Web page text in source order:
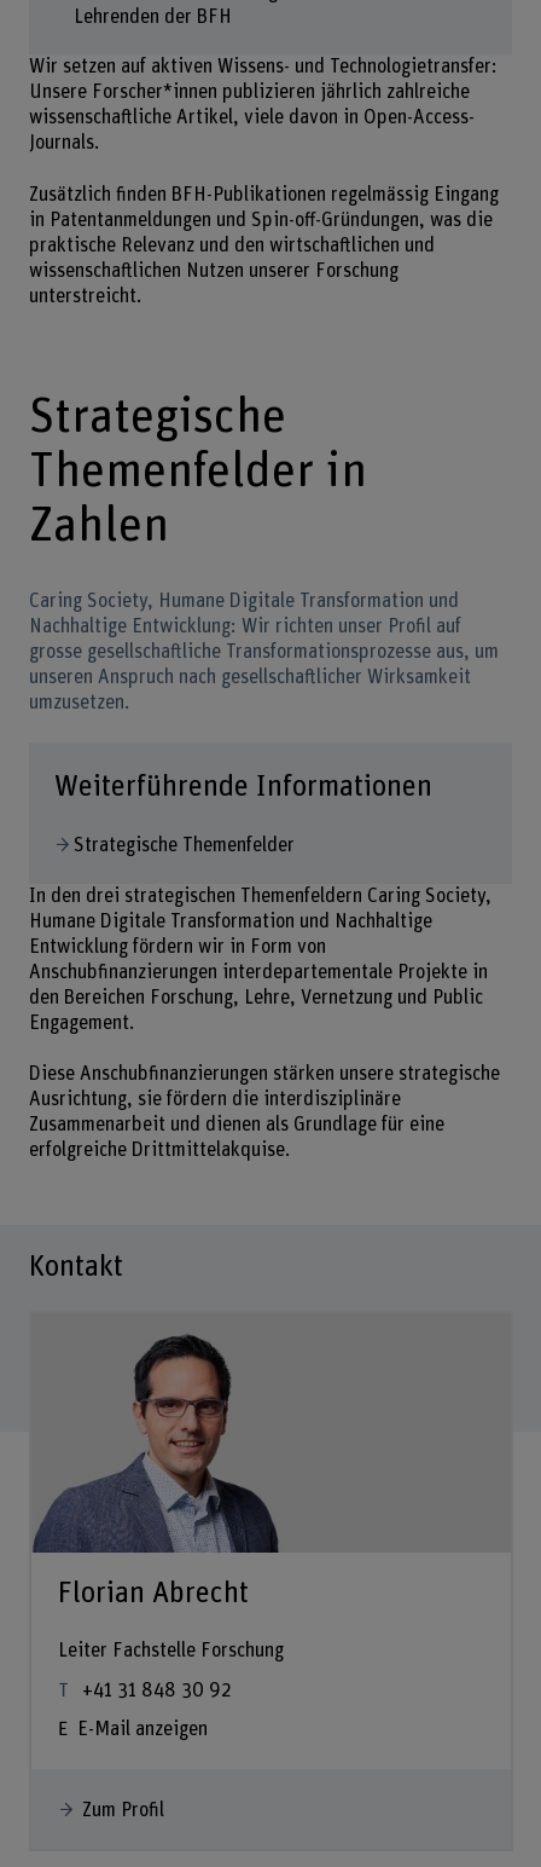
Wir setzen auf aktiven Wissens- und Technologietransfer:
Unsere Forscher*innen publizieren jährlich zahlreiche
wissenschaftliche Artikel, viele davon in Open-Access-
Journals.
Zusätzlich finden BFH-Publikationen regelmässig Eingang
in Patentanmeldungen und Spin-off-Gründungen, was die
praktische Relevanz und den wirtschaftlichen und
wissenschaftlichen Nutzen unserer Forschung
unterstreicht.
Lehrenden der BFH
Strategische
Themenfelder in
Zahlen
Caring Society, Humane Digitale Transformation und
Nachhaltige Entwicklung: Wir richten unser Profil auf
grosse gesellschaftliche Transformationsprozesse aus, um
unseren Anspruch nach gesellschaftlicher Wirksamkeit
umzusetzen.
In den drei strategischen Themenfeldern Caring Society,
Humane Digitale Transformation und Nachhaltige
Entwicklung fördern wir in Form von
Anschubfinanzierungen interdepartementale Projekte in
den Bereichen Forschung, Lehre, Vernetzung und Public
Engagement.
Diese Anschubfinanzierungen stärken unsere strategische
Ausrichtung, sie fördern die interdisziplinäre
Zusammenarbeit und dienen als Grundlage für eine
erfolgreiche Drittmittelakquise.
Weiterführende Informationen
Strategische Themenfelder
Kontakt
Florian Abrecht
Leiter Fachstelle Forschung
+41 31 848 30 92
E-Mail anzeigen
Zum Profil